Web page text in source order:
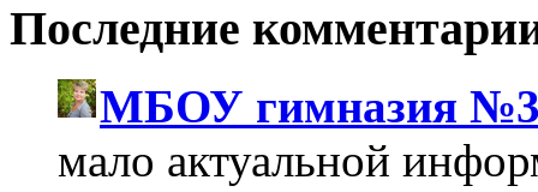
Последние
МБОУ гимназия №3
мало актуальной